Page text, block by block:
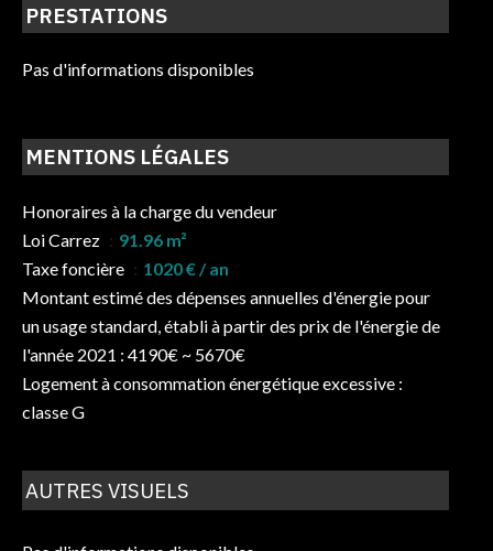
PRESTATIONS
Pas d'informations disponibles
MENTIONS LÉGALES
Honoraires à la charge du vendeur
Loi Carrez
91.96 m²
Taxe foncière
1020 € / an
Montant estimé des dépenses annuelles d'énergie pour
un usage standard, établi à partir des prix de l'énergie de
l'année 2021 : 4190€ ~ 5670€
Logement à consommation énergétique excessive :
classe G
AUTRES VISUELS